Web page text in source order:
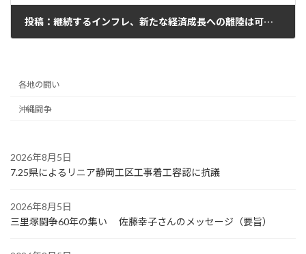
投稿：継続するインフレ、新たな経済成長への離陸は可能か（下）
各地の闘い
沖縄闘争
2026年8月5日
7.25県によるリニア静岡工区工事着工容認に抗議
2026年8月5日
三里塚闘争60年の集い 佐藤幸子さんのメッセージ（要旨）